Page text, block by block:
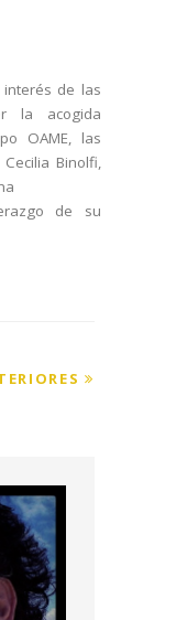
de las
la acogida
OAME, las
Binolfi,
de su